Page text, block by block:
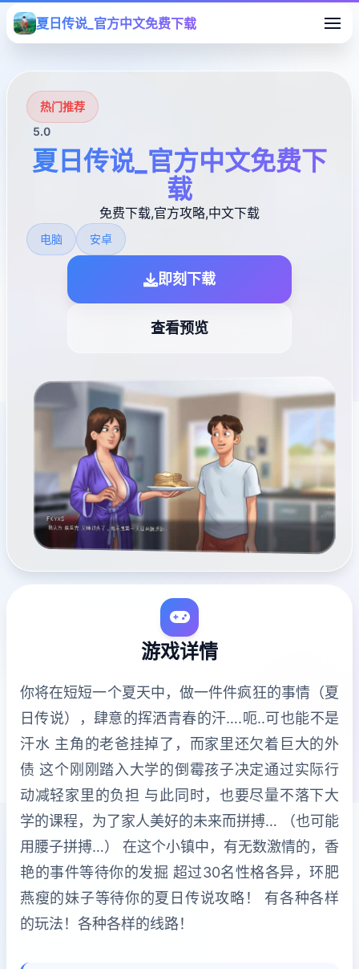
夏日传说_官方中文免费下载
热门推荐
5.0
夏日传说_官方中文免费下
载
免费下载,官方攻略,中文下载
电脑 安卓
即刻下载
查看预览
游戏详情
你将在短短一个夏天中，做一件件疯狂的事情（夏
日传说），肆意的挥洒青春的汗….呃..可也能不是
汗水 主角的老爸挂掉了，而家里还欠着巨大的外
债 这个刚刚踏入大学的倒霉孩子决定通过实际行
动减轻家里的负担 与此同时，也要尽量不落下大
学的课程，为了家人美好的未来而拼搏… （也可能
用腰子拼搏…） 在这个小镇中，有无数激情的，香
艳的事件等待你的发掘 超过30名性格各异，环肥
燕瘦的妹子等待你的夏日传说攻略！ 有各种各样
的玩法！各种各样的线路！